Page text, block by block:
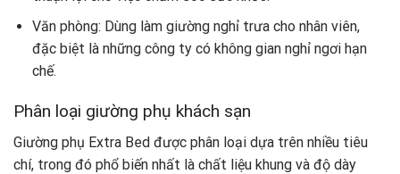
Văn phòng: Dùng làm giường nghỉ trưa cho nhân viên,
đặc biệt là những công ty có không gian nghỉ ngơi hạn
chế.
Phân loại giường phụ khách sạn
Giường phụ Extra Bed được phân loại dựa trên nhiều tiêu
chí, trong đó phổ biến nhất là chất liệu khung và độ dày